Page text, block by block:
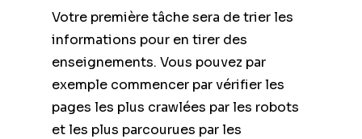
Votre première tâche sera de trier les
informations pour en tirer des
enseignements. Vous pouvez par
exemple commencer par vérifier les
pages les plus crawlées par les robots
et les plus parcourues par les